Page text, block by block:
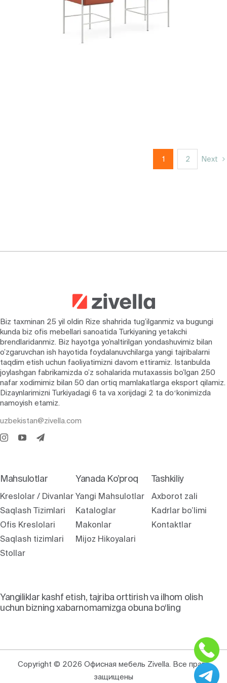
1 2 Next
Biz taxminan 25 yil oldin Rize shahrida tug’ilganmiz va bugungi
kunda biz ofis mebellari sanoatida Turkiyaning yetakchi
brendlaridanmiz. Biz hayotga yo’naltirilgan yondashuvimiz bilan
o’zgaruvchan ish hayotida foydalanuvchilarga yangi tajribalarni
taqdim etish uchun faoliyatimizni davom ettiramiz. Istanbulda
joylashgan fabrikamizda o’z sohalarida mutaxassis bo’lgan 250
nafar xodimimiz bilan 50 dan ortiq mamlakatlarga eksport qilamiz.
Dizaynlarimizni Turkiyadagi 6 ta va xorijdagi 2 ta doʻkonimizda
namoyish etamiz.
uzbekistan@zivella.com
Mahsulotlar
Kreslolar / Divanlar
Saqlash Tizimlari
Ofis Kreslolari
Saqlash tizimlari
Stollar
Yanada Ko’proq
Yangi Mahsulotlar
Kataloglar
Makonlar
Mijoz Hikoyalari
Tashkiliy
Axborot zali
Kadrlar bo’limi
Kontaktlar
Yangiliklar kashf etish, tajriba orttirish va ilhom olish
uchun bizning xabarnomamizga obuna bo‘ling
Copyright © 2026 Офисная мебель Zivella. Все права
защищены